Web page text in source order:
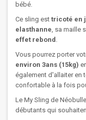
bébé.
Ce sling est tricoté en
elasthanne, sa maille
effet rebond .
Vous pourrez porter
environ 3ans (15kg)
également d'allaiter en
confortable à la fois
Le My Sling de
débutants qui